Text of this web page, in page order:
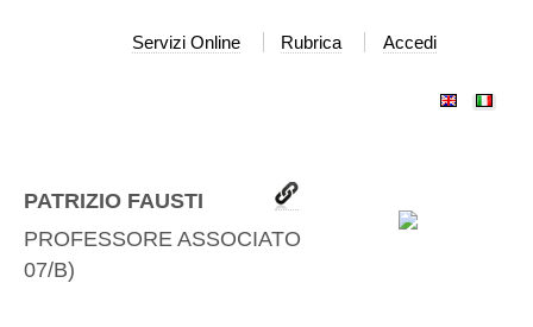
Servizi Online Rubrica Accedi
PATRIZIO FAUSTI
PROFESSORE ASSOCIATO
07/B)